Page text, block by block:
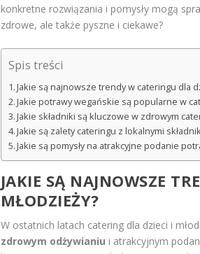
konkretne rozwiązania i pomysły mogą
zdrowe, ale także pyszne i ciekawe?
Spis treści
Jakie są najnowsze trendy w cateringu dla
Jakie potrawy wegańskie są popularne w
Jakie składniki są kluczowe w zdrowym
Jakie są zalety cateringu z lokalnymi
Jakie są pomysły na atrakcyjne podanie
JAKIE SĄ NAJNOWSZE
MŁODZIEŻY?
W ostatnich latach catering dla dzieci i
zdrowym odżywianiu i atrakcyjnym